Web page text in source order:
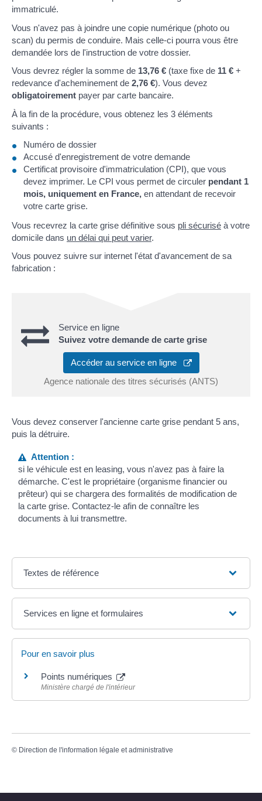
immatriculé.
Vous n'avez pas à joindre une copie numérique (photo ou
scan) du permis de conduire. Mais celle-ci pourra vous être
demandée lors de l'instruction de votre dossier.
Vous devrez régler la somme de 13,76 € (taxe fixe de 11 € +
redevance d'acheminement de 2,76 €). Vous devez
obligatoirement payer par carte bancaire.
À la fin de la procédure, vous obtenez les 3 éléments
suivants :
Numéro de dossier
Accusé d'enregistrement de votre demande
Certificat provisoire d'immatriculation (CPI), que vous
devez imprimer. Le CPI vous permet de circuler pendant 1
mois, uniquement en France, en attendant de recevoir
votre carte grise.
Vous recevrez la carte grise définitive sous pli sécurisé à votre
domicile dans un délai qui peut varier.
Vous pouvez suivre sur internet l'état d'avancement de sa
fabrication :
Service en ligne
Suivez votre demande de carte grise
Accéder au service en ligne
Agence nationale des titres sécurisés (ANTS)
Vous devez conserver l'ancienne carte grise pendant 5 ans,
puis la détruire.
Attention :
si le véhicule est en leasing, vous n'avez pas à faire la
démarche. C'est le propriétaire (organisme financier ou
prêteur) qui se chargera des formalités de modification de
la carte grise. Contactez-le afin de connaître les
documents à lui transmettre.
Textes de référence
Services en ligne et formulaires
Pour en savoir plus
Points numériques
Ministère chargé de l'intérieur
© Direction de l'information légale et administrative